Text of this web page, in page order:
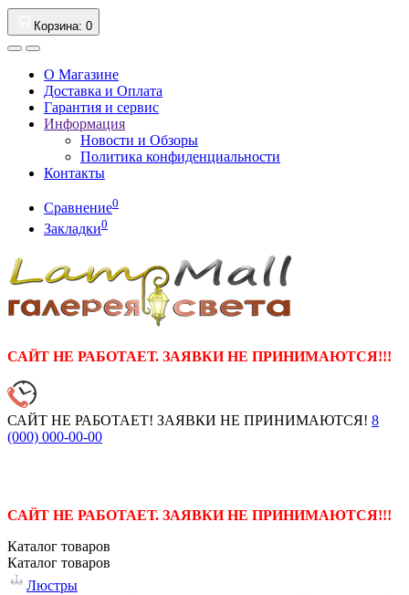
Корзина: 0
О Магазине
Доставка и Оплата
Гарантия и сервис
Информация
Новости и Обзоры
Политика конфиденциальности
Контакты
Сравнение0
Закладки0
САЙТ НЕ РАБОТАЕТ. ЗАЯВКИ НЕ ПРИНИМАЮТСЯ!!!
САЙТ НЕ РАБОТАЕТ! ЗАЯВКИ НЕ ПРИНИМАЮТСЯ! 8
(000) 000-00-00
САЙТ НЕ РАБОТАЕТ. ЗАЯВКИ НЕ ПРИНИМАЮТСЯ!!!
Каталог товаров
Каталог товаров
Люстры